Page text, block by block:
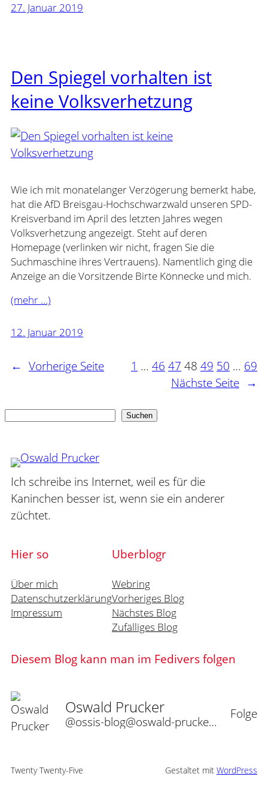
27. Januar 2019
Den Spiegel vorhalten ist
keine Volksverhetzung
Wie ich mit monatelanger Verzögerung bemerkt habe,
hat die AfD Breisgau-Hochschwarzwald unseren SPD-
Kreisverband im April des letzten Jahres wegen
Volksverhetzung angezeigt. Steht auf deren
Homepage (verlinken wir nicht, fragen Sie die
Suchmaschine ihres Vertrauens). Namentlich ging die
Anzeige an die Vorsitzende Birte Könnecke und mich.
(mehr …)
12. Januar 2019
← Vorherige Seite 1 … 46 47 48 49 50 … 69
Nächste Seite →
Suchen Suchen
Ich schreibe ins Internet, weil es für die
Kaninchen besser ist, wenn sie ein anderer
züchtet.
Hier so
Über mich
Datenschutzerklärung
Impressum
Uberblogr
Webring
Vorheriges Blog
Nächstes Blog
Zufälliges Blog
Diesem Blog kann man im Fedivers folgen
Oswald Prucker
@ossis-blog@oswald-prucker.de
Folge
Twenty Twenty-Five Gestaltet mit WordPress